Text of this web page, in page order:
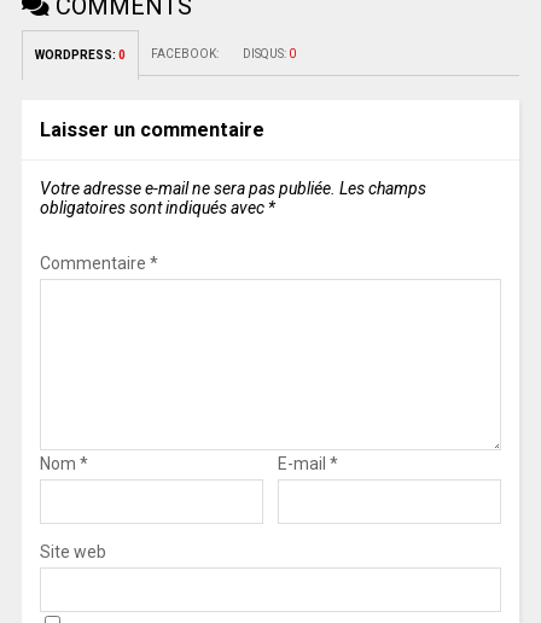
COMMENTS
WORDPRESS: 0 FACEBOOK: DISQUS: 0
Laisser un commentaire
Votre adresse e-mail ne sera pas publiée. Les champs
obligatoires sont indiqués avec *
Commentaire *
Nom * E-mail *
Site web